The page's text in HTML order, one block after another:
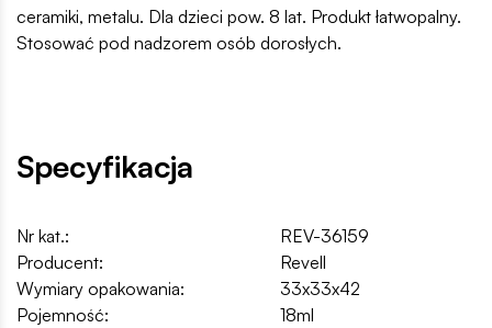
ceramiki, metalu. Dla dzieci pow. 8 lat. Produkt łatwopalny.
Stosować pod nadzorem osób dorosłych.
Specyfikacja
Nr kat.:
REV-36159
Producent:
Revell
Wymiary opakowania:
33x33x42
Pojemność:
18ml